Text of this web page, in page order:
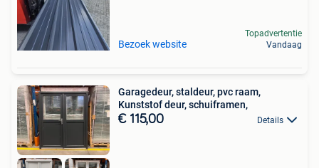
Bezoek website
Topadvertentie
Vandaag
Garagedeur, staldeur, pvc raam,
Kunststof deur, schuiframen,
€ 115,00 Details